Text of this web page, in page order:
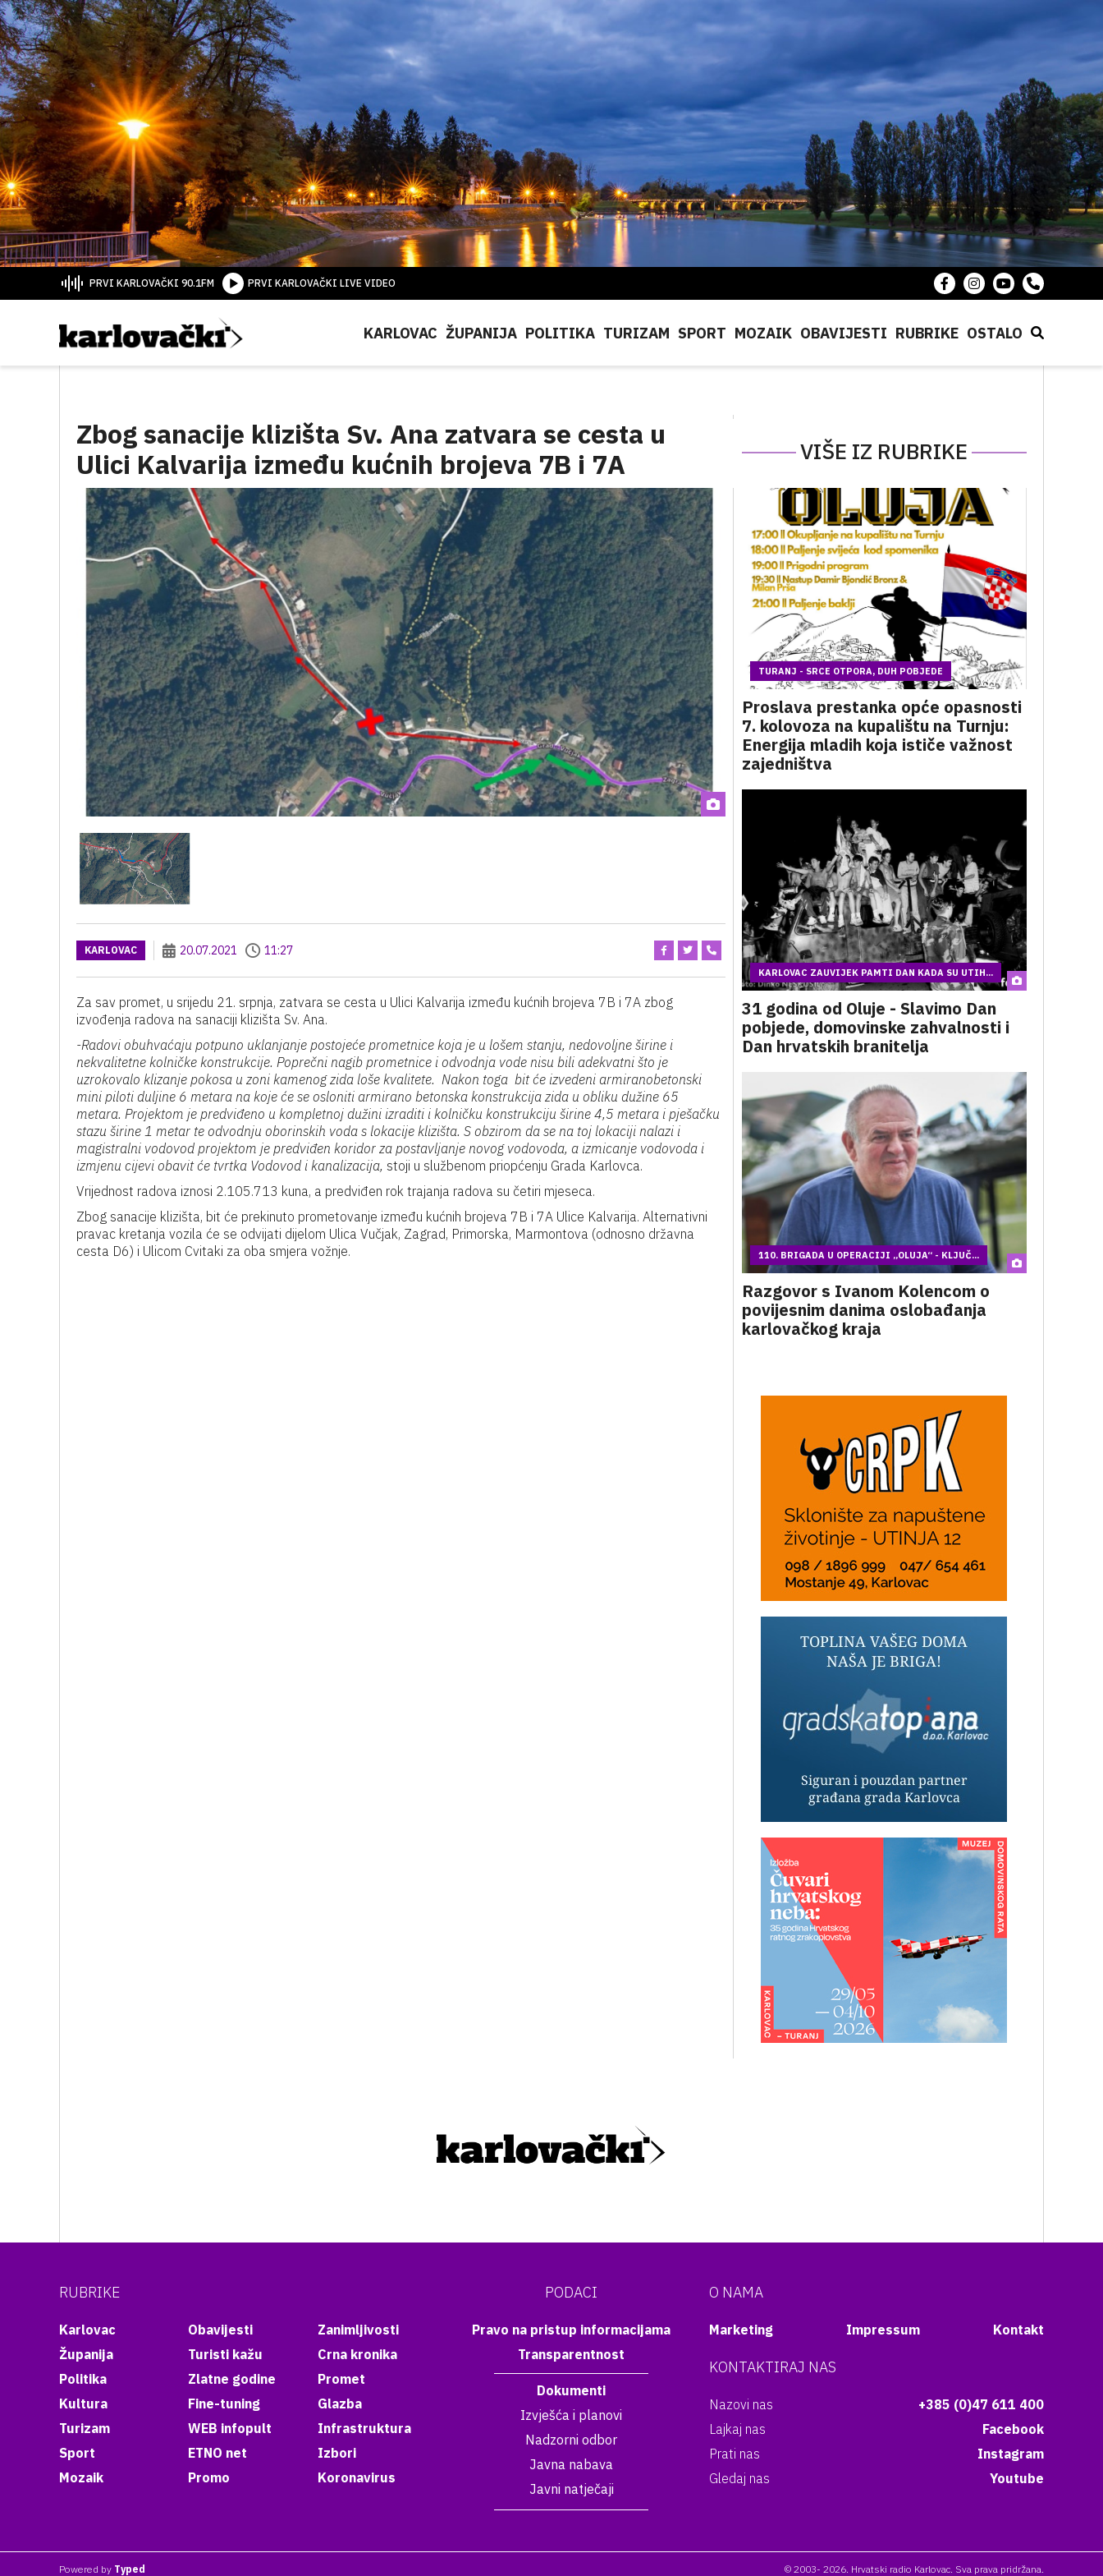
PRVI KARLOVAČKI 90.1FM PRVI KARLOVAČKI LIVE VIDEO
KARLOVAC ŽUPANIJA POLITIKA TURIZAM SPORT MOZAIK OBAVIJESTI RUBRIKE OSTALO
Zbog sanacije klizišta Sv. Ana zatvara se cesta u
Ulici Kalvarija između kućnih brojeva 7B i 7A
VIŠE IZ RUBRIKE
KARLOVAC 20.07.2021 11:27
Za sav promet, u srijedu 21. srpnja, zatvara se cesta u Ulici Kalvarija između kućnih brojeva 7B i 7A zbog
izvođenja radova na sanaciji klizišta Sv. Ana.
-Radovi obuhvaćaju potpuno uklanjanje postojeće prometnice koja je u lošem stanju, nedovoljne širine i
nekvalitetne kolničke konstrukcije. Poprečni nagib prometnice i odvodnja vode nisu bili adekvatni što je
uzrokovalo klizanje pokosa u zoni kamenog zida loše kvalitete. Nakon toga bit će izvedeni armiranobetonski
mini piloti duljine 6 metara na koje će se osloniti armirano betonska konstrukcija zida u obliku dužine 65
metara. Projektom je predviđeno u kompletnoj dužini izraditi i kolničku konstrukciju širine 4,5 metara i pješačku
stazu širine 1 metar te odvodnju oborinskih voda s lokacije klizišta. S obzirom da se na toj lokaciji nalazi i
magistralni vodovod projektom je predviđen koridor za postavljanje novog vodovoda, a izmicanje vodovoda i
izmjenu cijevi obavit će tvrtka Vodovod i kanalizacija, stoji u službenom priopćenju Grada Karlovca.
Vrijednost radova iznosi 2.105.713 kuna, a predviđen rok trajanja radova su četiri mjeseca.
Zbog sanacije klizišta, bit će prekinuto prometovanje između kućnih brojeva 7B i 7A Ulice Kalvarija. Alternativni
pravac kretanja vozila će se odvijati dijelom Ulica Vučjak, Zagrad, Primorska, Marmontova (odnosno državna
cesta D6) i Ulicom Cvitaki za oba smjera vožnje.
TURANJ - SRCE OTPORA, DUH POBJEDE
Proslava prestanka opće opasnosti
7. kolovoza na kupalištu na Turnju:
Energija mladih koja ističe važnost
zajedništva
KARLOVAC ZAUVIJEK PAMTI DAN KADA SU UTIH...
31 godina od Oluje - Slavimo Dan
pobjede, domovinske zahvalnosti i
Dan hrvatskih branitelja
110. BRIGADA U OPERACIJI „OLUJA“ - KLJUČ...
Razgovor s Ivanom Kolencom o
povijesnim danima oslobađanja
karlovačkog kraja
RUBRIKE
Karlovac
Županija
Politika
Kultura
Turizam
Sport
Mozaik
Obavijesti
Turisti kažu
Zlatne godine
Fine-tuning
WEB infopult
ETNO net
Promo
Zanimljivosti
Crna kronika
Promet
Glazba
Infrastruktura
Izbori
Koronavirus
PODACI
Pravo na pristup informacijama
Transparentnost
Dokumenti
Izvješća i planovi
Nadzorni odbor
Javna nabava
Javni natječaji
O NAMA
Marketing Impressum Kontakt
KONTAKTIRAJ NAS
Nazovi nas
+385 (0)47 611 400
Lajkaj nas
Facebook
Prati nas
Instagram
Gledaj nas
Youtube
Powered by Typed © 2003- 2026. Hrvatski radio Karlovac. Sva prava pridržana.